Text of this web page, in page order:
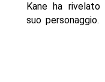
Kane ha
suo personaggio.